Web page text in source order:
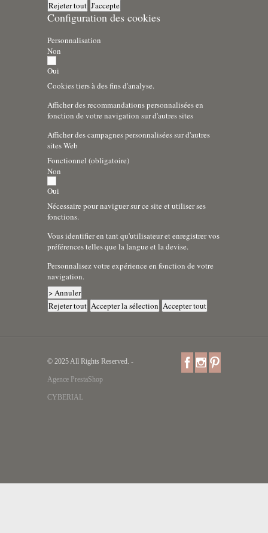
Rejeter tout J'accepte
Configuration des cookies
Personnalisation
Non
Oui
Cookies tiers à des fins d'analyse.
Afficher des recommandations personnalisées en
fonction de votre navigation sur d'autres sites
Afficher des campagnes personnalisées sur d'autres
sites Web
Fonctionnel (obligatoire)
Non
Oui
Nécessaire pour naviguer sur ce site et utiliser ses
fonctions.
Vous identifier en tant qu'utilisateur et enregistrer vos
préférences telles que la langue et la devise.
Personnalisez votre expérience en fonction de votre
navigation.
> Annuler
Rejeter tout Accepter la sélection Accepter tout
© 2025 All Rights Reserved. -
Agence PrestaShop
CYBERIAL